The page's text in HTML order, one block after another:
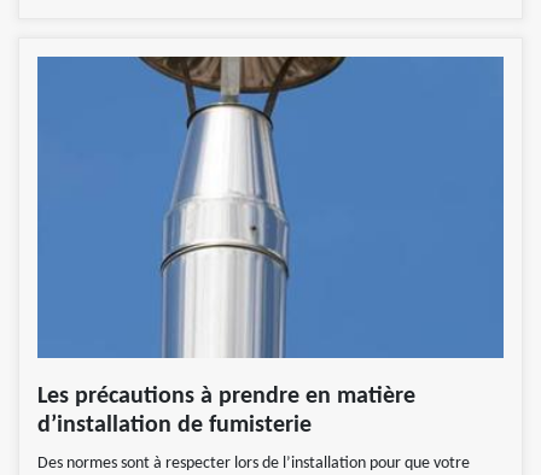
Les précautions à prendre en matière
d’installation de fumisterie
Des normes sont à respecter lors de l’installation pour que votre